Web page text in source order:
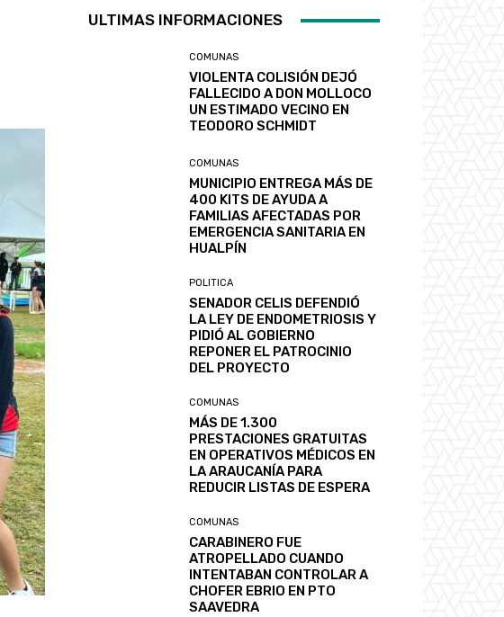
ULTIMAS INFORMACIONES
COMUNAS
VIOLENTA COLISIÓN DEJÓ
FALLECIDO A DON MOLLOCO
UN ESTIMADO VECINO EN
TEODORO SCHMIDT
COMUNAS
MUNICIPIO ENTREGA MÁS DE
400 KITS DE AYUDA A
FAMILIAS AFECTADAS POR
EMERGENCIA SANITARIA EN
HUALPÍN
POLITICA
SENADOR CELIS DEFENDIÓ
LA LEY DE ENDOMETRIOSIS Y
PIDIÓ AL GOBIERNO
REPONER EL PATROCINIO
DEL PROYECTO
COMUNAS
MÁS DE 1.300
PRESTACIONES GRATUITAS
EN OPERATIVOS MÉDICOS EN
LA ARAUCANÍA PARA
REDUCIR LISTAS DE ESPERA
COMUNAS
CARABINERO FUE
ATROPELLADO CUANDO
INTENTABAN CONTROLAR A
CHOFER EBRIO EN PTO
SAAVEDRA